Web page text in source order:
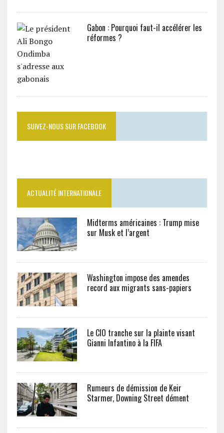
Gabon : Pourquoi faut-il accélérer les
réformes ?
SUIVEZ-NOUS SUR FACEBOOK
ACTUALITÉ INTERNATIONALE
Midterms américaines : Trump mise
sur Musk et l’argent
Washington impose des amendes
record aux migrants sans-papiers
Le CIO tranche sur la plainte visant
Gianni Infantino à la FIFA
Rumeurs de démission de Keir
Starmer, Downing Street dément